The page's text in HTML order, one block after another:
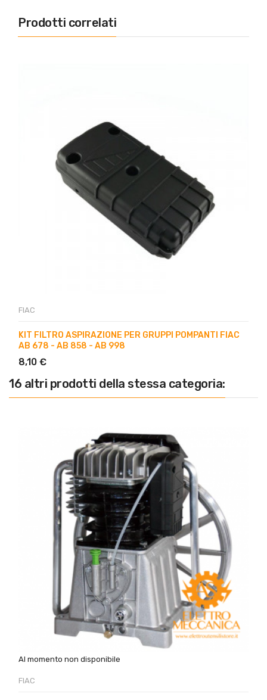
Prodotti correlati
FIAC
KIT FILTRO ASPIRAZIONE PER GRUPPI POMPANTI FIAC
AB 678 - AB 858 - AB 998
8,10 €
16 altri prodotti della stessa categoria:
Al momento non disponibile
FIAC